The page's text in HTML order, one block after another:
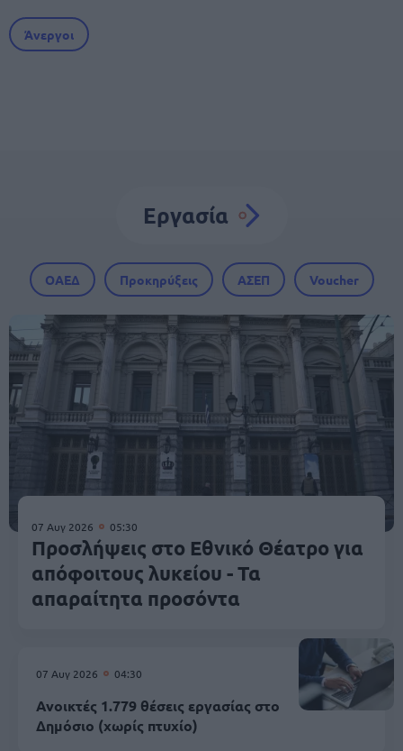
Άνεργοι
Εργασία
ΟΑΕΔ Προκηρύξεις ΑΣΕΠ Voucher
07 Αυγ 2026 05:30
Προσλήψεις στο Εθνικό Θέατρο για
απόφοιτους λυκείου - Τα
απαραίτητα προσόντα
07 Αυγ 2026 04:30
Ανοικτές 1.779 θέσεις εργασίας στο
Δημόσιο (χωρίς πτυχίο)